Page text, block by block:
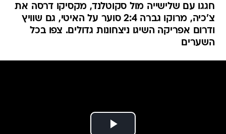
חגגו עם שלישייה מול סקוטלנד, מקסיקו דרסה את
צ'כיה, מרוקו גברה 2:4 סוער על האיטי, גם שוויץ
ודרום אפריקה השיגו ניצחונות גדולים. צפו בכל
השערים